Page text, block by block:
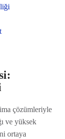
çözümleriyle
ve yüksek
ortaya